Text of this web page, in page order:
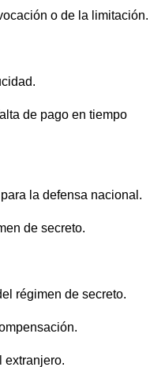
o de la limitación.
de pago en tiempo
la defensa nacional.
de secreto.
régimen de secreto.
extranjero.